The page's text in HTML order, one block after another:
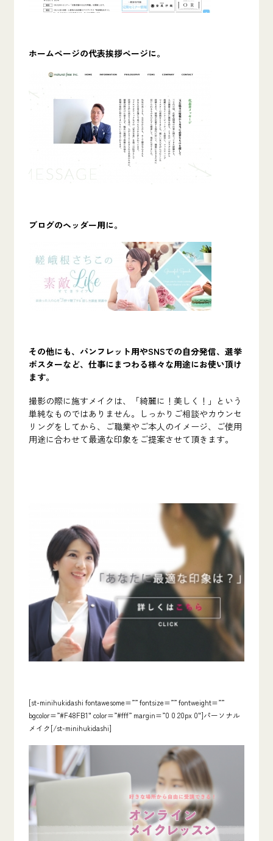
ホームページの代表挨拶ページに。
ブログのヘッダー用に。
その他にも、パンフレット用やSNSでの自分発信、選挙
ポスターなど、仕事にまつわる様々な用途にお使い頂け
ます。
撮影の際に施すメイクは、「綺麗に！美しく！」という
単純なものではありません。しっかりご相談やカウンセ
リングをしてから、ご職業やご本人のイメージ、ご使用
用途に合わせて最適な印象をご提案させて頂きます。
[st-minihukidashi fontawesome=”” fontsize=”” fontweight=””
bgcolor=”#F48FB1″ color=”#fff” margin=”0 0 20px 0″]パーソナル
メイク[/st-minihukidashi]